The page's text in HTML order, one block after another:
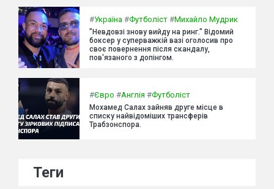
#Україна #Футболіст #Михайло Мудрик
"Невдовзі знову вийду на ринг." Відомий
боксер у суперважкій вазі оголосив про
своє повернення після скандалу,
пов'язаного з допінгом.
#Євро #Англія #Футболіст
Мохамед Салах зайняв друге місце в
списку найвідоміших трансферів
Трабзонспора.
Теги